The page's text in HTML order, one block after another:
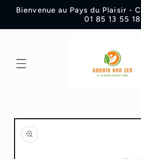
passer
contenu
Bienvenue au Pays du Plaisir -
01 85 13 55 18
Passer aux
informations
produits